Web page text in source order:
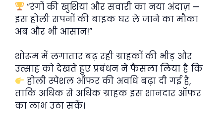
“रंगों की खुशियां और सवारी का नया अंदाज़ —
इस होली सपनों की बाइक घर ले जाने का मौका
अब और भी आसान!”
शोरूम में लगातार बढ़ रही ग्राहकों की भीड़ और
उत्साह को देखते हुए प्रबंधन ने फैसला लिया है कि
होली स्पेशल ऑफर की अवधि बढ़ा दी गई है,
ताकि अधिक से अधिक ग्राहक इस शानदार ऑफर
का लाभ उठा सकें।